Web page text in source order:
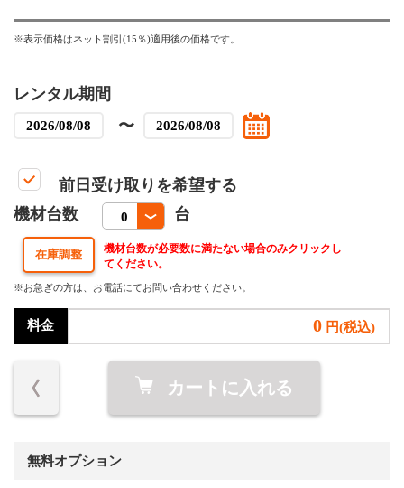
※表示価格はネット割引(15％)適用後の価格です。
レンタル期間
〜
前日受け取りを希望する
機材台数
台
機材台数が必要数に満たない場合のみクリックし
てください。
※お急ぎの方は、お電話にてお問い合わせください。
料金 0 円(税込)
カートに入れる
無料オプション